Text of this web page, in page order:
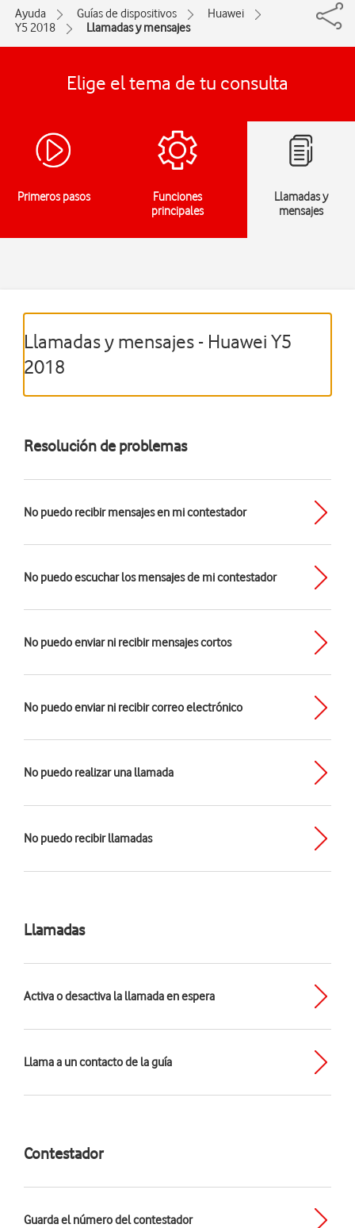
Ayuda Guías de dispositivos
Huawei
Y5 2018
Llamadas y mensajes
Elige el tema de tu consulta
Primeros pasos
Funciones
principales
Llamadas y
mensajes
Llamadas y mensajes - Huawei Y5
2018
Resolución de problemas
No puedo recibir mensajes en mi contestador
No puedo escuchar los mensajes de mi contestador
No puedo enviar ni recibir mensajes cortos
No puedo enviar ni recibir correo electrónico
No puedo realizar una llamada
No puedo recibir llamadas
Llamadas
Activa o desactiva la llamada en espera
Llama a un contacto de la guía
Contestador
Guarda el número del contestador